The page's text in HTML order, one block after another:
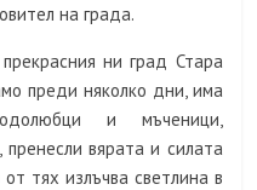
на града.
ни град Стара
преди няколко дни, има
и мъченици,
вярата и силата
тях излъчва светлина в